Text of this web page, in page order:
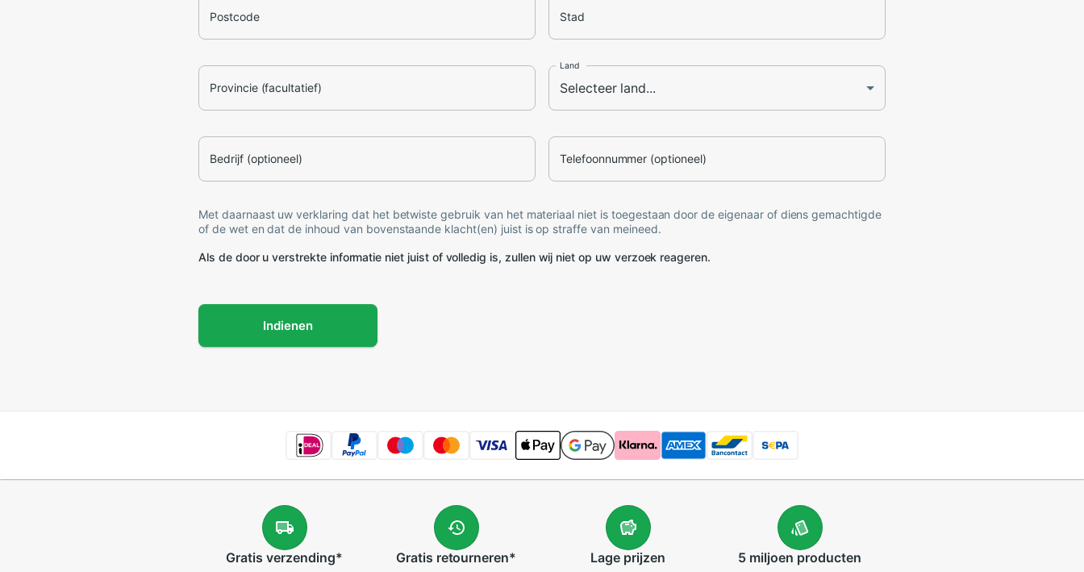
Postcode Stad
Provincie (facultatief)
Land
Bedrijf (optioneel) Telefoonnummer (optioneel)
Met daarnaast uw verklaring dat het betwiste gebruik van het materiaal niet is toegestaan door de eigenaar of diens gemachtigde
of de wet en dat de inhoud van bovenstaande klacht(en) juist is op straffe van meineed.
Als de door u verstrekte informatie niet juist of volledig is, zullen wij niet op uw verzoek reageren.
Indienen
Gratis verzending* Gratis retourneren* Lage prijzen 5 miljoen producten